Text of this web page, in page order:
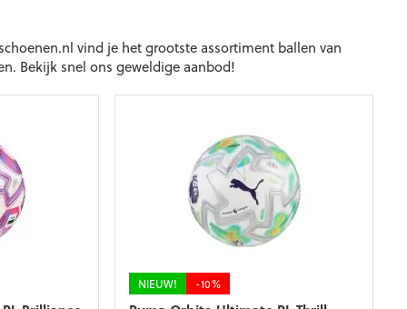
vind je het grootste assortiment ballen van
Bekijk snel ons geweldige aanbod!
NIEUW! -10%